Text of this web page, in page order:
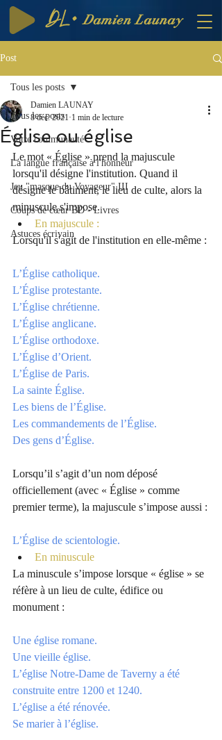
DL· Damien Launay
Post
Tous les posts
Votre communauté
La langue française à l'honneur
Jeu "masque du Voyageur" III
Coups de cœur BD - Livres
Astuces écrivain
Tous les posts
Église ou église
Damien LAUNAY
8 déc. 2021 1 min de lecture
Le mot « Église » prend la majuscule
lorsqu'il désigne l'institution. Quand il
désigne le bâtiment, le lieu de culte, alors la
minuscule s'impose.
En majuscule :
Lorsqu'il s'agit de l'institution en elle-même :
L’Église catholique.
L’Église protestante.
L’Église chrétienne.
L’Église anglicane.
L’Église orthodoxe.
L’Église d’Orient.
L’Église de Paris.
La sainte Église.
Les biens de l’Église.
Les commandements de l’Église.
Des gens d’Église.
Lorsqu’il s’agit d’un nom déposé
officiellement (avec « Église » comme
premier terme), la majuscule s’impose aussi :
L’Église de scientologie.
En minuscule
La minuscule s’impose lorsque « église » se
réfère à un lieu de culte, édifice ou
monument :
Une église romane.
Une vieille église.
L’église Notre-Dame de Taverny a été
construite entre 1200 et 1240.
L’église a été rénovée.
Se marier à l’église.